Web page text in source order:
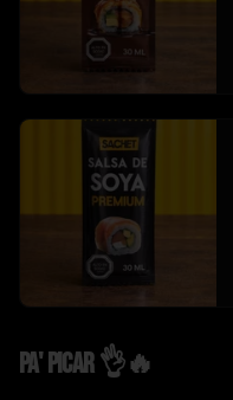
Pa' Picar 👌🔥